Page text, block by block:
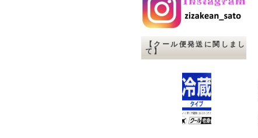
【クール便発送に関しまし
て】